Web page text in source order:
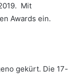
Mit
Awards ein.
gekürt. Die 17-